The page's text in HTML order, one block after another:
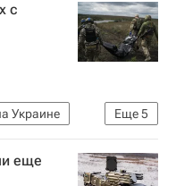
с
Еще5
Украине
еще